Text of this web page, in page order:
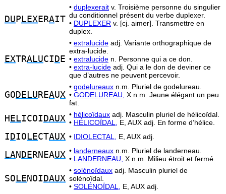
DU P LEXERAIT
• duplexerait v. Troisième personne du singulier
du conditionnel présent du verbe duplexer.
• DUPLEXER v. [cj. aimer]. Transmettre en
duplex.
EXTRALUCI D E
• extralucide adj. Variante orthographique de
extra-lucide.
• extralucide n. Personne qui a ce don.
• extra-lucide adj. Qui a le don de deviner ce
que d’autres ne peuvent percevoir.
GO DELU REAUX
• godelureaux n.m. Pluriel de godelureau.
• GODELUREAU, X n.m. Jeune élégant un peu
fat.
H ELICOI DAUX • hélicoïdaux adj. Masculin pluriel de hélicoïdal.
• HÉLICOÏDAL, E, AUX adj. En forme d’hélice.
I DIO LECTAUX • IDIOLECTAL, E, AUX adj.
LAN DE RNEAUX • landerneaux n.m. Pluriel de landerneau.
• LANDERNEAU, X n.m. Milieu étroit et fermé.
SO LE NOI DAUX
• solénoïdaux adj. Masculin pluriel de
solénoïdal.
• SOLÉNOÏDAL, E, AUX adj.